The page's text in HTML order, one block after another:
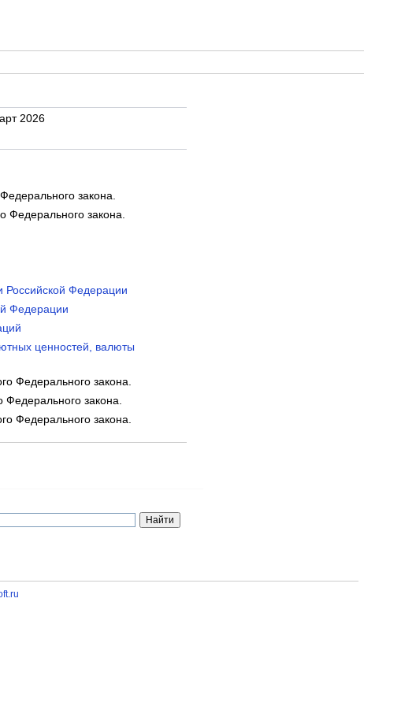
2026
закона.
Федерального закона.
Российской Федерации
Федерации
ценностей, валюты
Федерального закона.
Федерального закона.
Федерального закона.